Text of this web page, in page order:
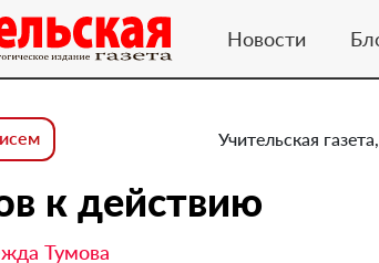
Новости
Учительская
к действию
Тумова